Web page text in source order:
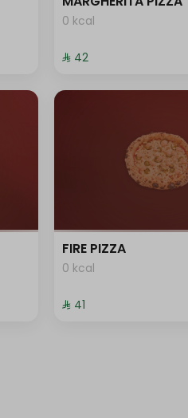
0 kcal
⁨⁦‪‬ 42⁩
FIRE PIZZA
0 kcal
⁨⁦‪‬ 41⁩